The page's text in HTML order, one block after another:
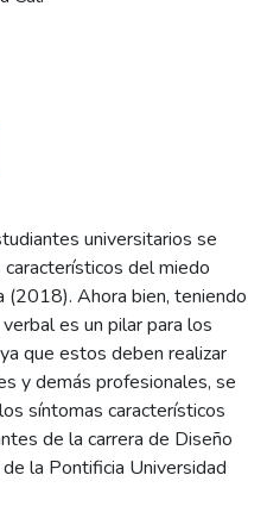
universitarios se
del miedo
(2018). Ahora bien, teniendo
es un pilar para los
que estos deben realizar
y demás profesionales, se
síntomas característicos
de la carrera de Diseño
la Pontificia Universidad